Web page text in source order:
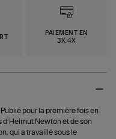
PAIEMENT EN
3X,4X
pour la première fois en
Newton et de son
qui a travaillé sous le